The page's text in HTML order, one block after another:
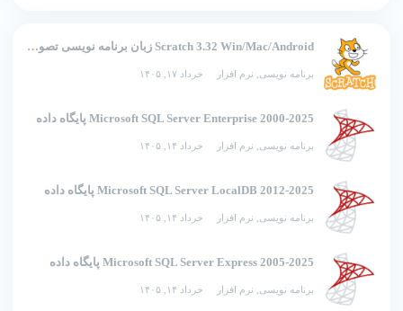
Scratch 3.32 Win/Mac/Android زبان برنامه نویسی تصویری اسکرچ
برنامه نویسی نرم افزار خرداد ۱۷, ۱۴۰۵
2000-2025 Microsoft SQL Server Enterprise پایگاه داده
برنامه نویسی نرم افزار خرداد ۱۴, ۱۴۰۵
2012-2025 Microsoft SQL Server LocalDB پایگاه داده
برنامه نویسی نرم افزار خرداد ۱۴, ۱۴۰۵
2005-2025 Microsoft SQL Server Express پایگاه داده
برنامه نویسی نرم افزار خرداد ۱۴, ۱۴۰۵